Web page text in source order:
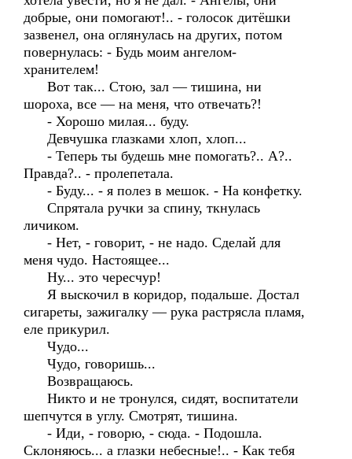
добрые, они помогают!.. - голосок дитёшки
зазвенел, она оглянулась на других, потом
повернулась: - Будь моим ангелом-
хранителем!
Вот так... Стою, зал — тишина, ни
шороха, все — на меня, что отвечать?!
- Хорошо милая... буду.
Девчушка глазками хлоп, хлоп...
- Теперь ты будешь мне помогать?.. А?..
Правда?.. - пролепетала.
- Буду... - я полез в мешок. - На конфетку.
Спрятала ручки за спину, ткнулась
личиком.
- Нет, - говорит, - не надо. Сделай для
меня чудо. Настоящее...
Ну... это чересчур!
Я выскочил в коридор, подальше. Достал
сигареты, зажигалку — рука растрясла пламя,
еле прикурил.
Чудо...
Чудо, говоришь...
Возвращаюсь.
Никто и не тронулся, сидят, воспитатели
шепчутся в углу. Смотрят, тишина.
- Иди, - говорю, - сюда. - Подошла.
Склоняюсь... а глазки небесные!.. - Как тебя